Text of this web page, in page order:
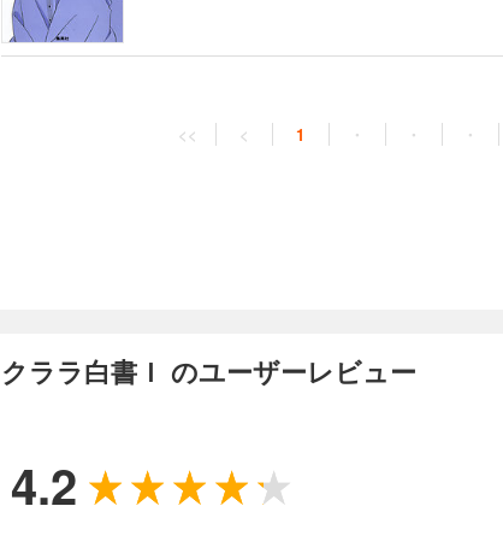
<< < 1 ・ ・ ・
クララ白書Ｉ のユーザーレビュー
4.2